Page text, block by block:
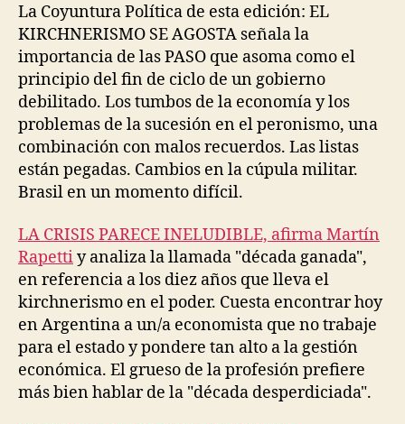
La Coyuntura Política de esta edición: EL
KIRCHNERISMO SE AGOSTA señala la
importancia de las PASO que asoma como el
principio del fin de ciclo de un gobierno
debilitado. Los tumbos de la economía y los
problemas de la sucesión en el peronismo, una
combinación con malos recuerdos. Las listas
están pegadas. Cambios en la cúpula militar.
Brasil en un momento difícil.
LA CRISIS PARECE INELUDIBLE, afirma Martín
Rapettiy analiza la llamada "década ganada",
en referencia a los diez años que lleva el
kirchnerismo en el poder. Cuesta encontrar hoy
en Argentina a un/a economista que no trabaje
para el estado y pondere tan alto a la gestión
económica. El grueso de la profesión prefiere
más bien hablar de la "década desperdiciada".